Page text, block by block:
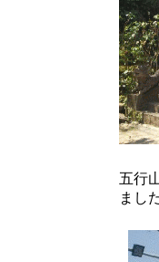
五行
まし